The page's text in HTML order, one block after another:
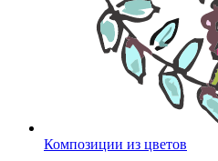
Композиции из цветов